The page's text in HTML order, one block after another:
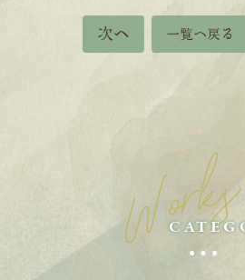
次へ 一覧へ戻る
Works